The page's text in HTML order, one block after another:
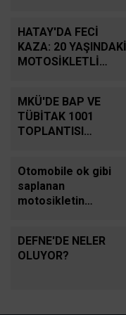
HATAY'DA FECİ
KAZA: 20 YAŞINDAKİ
MOTOSİKLETLİ
MKÜ'DE BAP VE
TÜBİTAK 1001
TOPLANTISI
Otomobile ok gibi
saplanan
motosikletin
kalarak can verdiği
kaza kamerada
DEFNE'DE NELER
OLUYOR?